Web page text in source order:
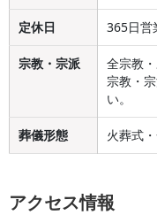
定休日 365日営
宗教・宗派
全宗教
宗教・
い。
葬儀形態 火葬式
アクセス情報